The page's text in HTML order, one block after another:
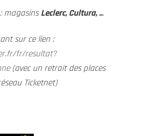
magasins Leclerc, Cultura, ...
sur ce lien :
fr/resultat?
(avec un retrait des places
Ticketnet)